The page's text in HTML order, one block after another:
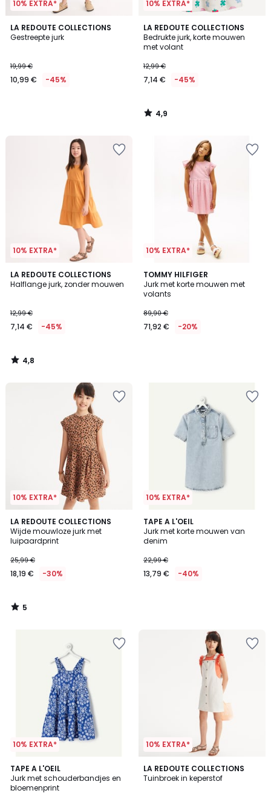
10% EXTRA*
LA REDOUTE COLLECTIONS
Gestreepte jurk
19,99 €
10,99 € -45%
10% EXTRA*
LA REDOUTE COLLECTIONS
Bedrukte jurk, korte mouwen
met volant
12,99 €
7,14 € -45%
4,9
/ 5
4,9
/
10% EXTRA*
LA REDOUTE COLLECTIONS
Halflange jurk, zonder mouwen
12,99 €
7,14 € -45%
4,8
/ 5
4,8
/
10% EXTRA*
TOMMY HILFIGER
Jurk met korte mouwen met
volants
89,90 €
71,92 € -20%
10% EXTRA*
LA REDOUTE COLLECTIONS
Wijde mouwloze jurk met
luipaardprint
25,99 €
18,19 € -30%
5
/
5
5
/
10% EXTRA*
TAPE A L'OEIL
Jurk met korte mouwen van
denim
22,99 €
13,79 € -40%
10% EXTRA*
TAPE A L'OEIL
Jurk met schouderbandjes en
bloemenprint
10% EXTRA*
LA REDOUTE COLLECTIONS
Tuinbroek in keperstof
4,5
/ 5